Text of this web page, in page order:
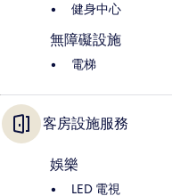
健身中心
無障礙設施
電梯
客房設施服務
娛樂
LED 電視